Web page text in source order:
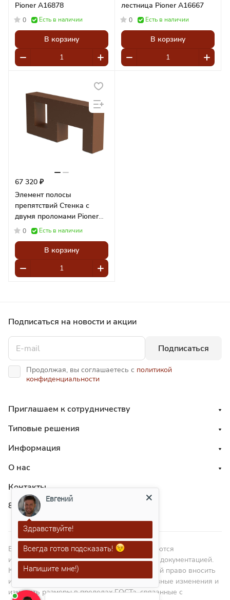
Pioner A16878
0 Есть в наличии
В корзину
лестница Pioner A16667
0 Есть в наличии
В корзину
67 320 ₽
Элемент полосы
препятствий Стенка с
двумя проломами Pioner
A16882
0 Есть в наличии
В корзину
Подписаться на новости и акции
Подписаться
Продолжая, вы соглашаетесь с политикой
конфиденциальности
Приглашаем к сотрудничеству
Типовые решения
Информация
О нас
Контакты
8 800 551 41 10
ВНИМАНИЕ! Изображения в каталоге являются
иллюстрациями и не являются технической документацией.
Компания – изготовитель оставляет за собой право вносить
изменения в дизайн, проводить конструктивные изменения и
изменять размеры в пределах ГОСТа, связанные с
Евгений
Здравствуйте!
Всегда готов подсказать!
Напишите мне!)